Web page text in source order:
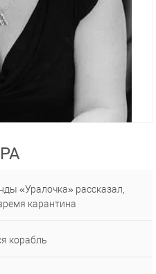
«Уралочка» рассказал,
карантина
корабль